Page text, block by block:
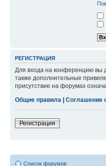
РЕГИСТРАЦИЯ
Для входа на конференцию вы
также дополнительные
присутствие на форумах
Общие правила | Соглашение
Регистрация
Список форумов